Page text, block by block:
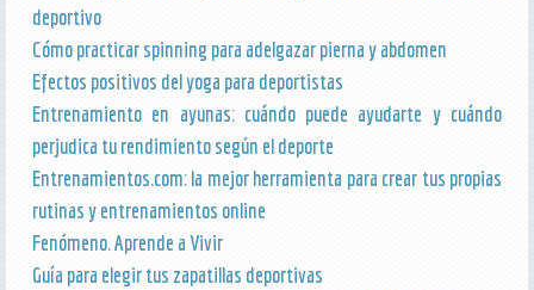
deportivo
Cómo practicar spinning para adelgazar pierna y abdomen
Efectos positivos del yoga para deportistas
Entrenamiento en ayunas: cuándo puede ayudarte y cuándo
perjudica tu rendimiento según el deporte
Entrenamientos.com: la mejor herramienta para crear tus propias
rutinas y entrenamientos online
Fenómeno. Aprende a Vivir
Guía para elegir tus zapatillas deportivas